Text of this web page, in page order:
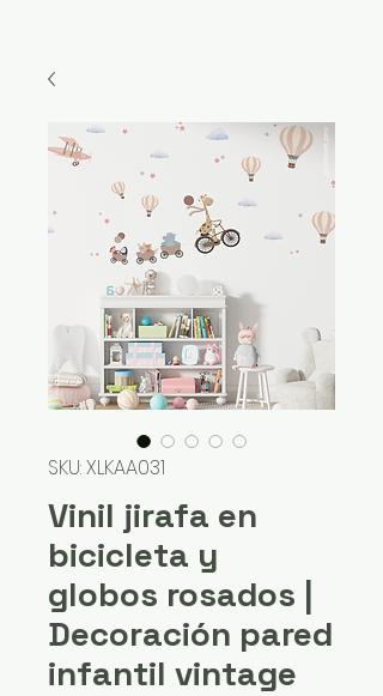
SKU: XLKAA031
Vinil jirafa en
bicicleta y
globos rosados |
Decoración pared
infantil vintage